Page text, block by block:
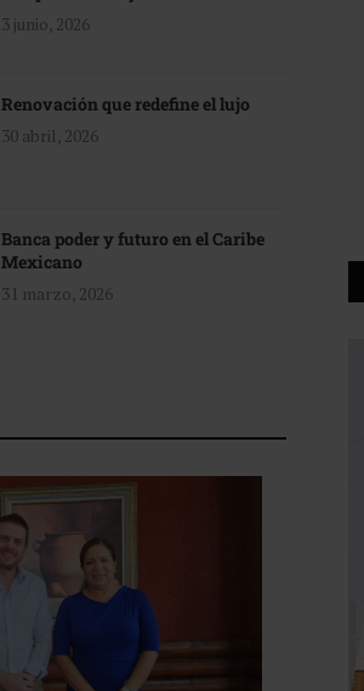
3 junio, 2026
Renovación que redefine el lujo
30 abril, 2026
Banca poder y futuro en el Caribe
Mexicano
31 marzo, 2026